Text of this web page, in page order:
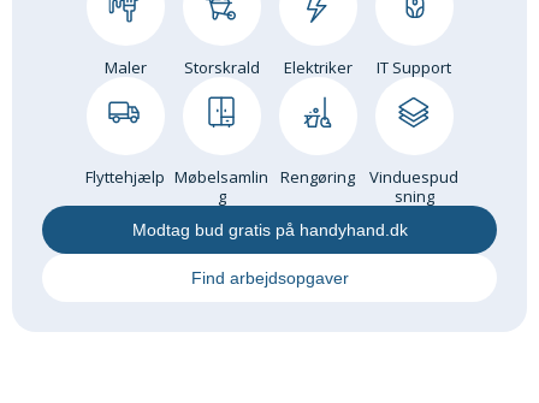
Maler Storskrald Elektriker IT Support
Flyttehjælp Møbelsamlin
g
Rengøring
Vinduespud
sning
Modtag bud gratis på handyhand.dk
Find arbejdsopgaver